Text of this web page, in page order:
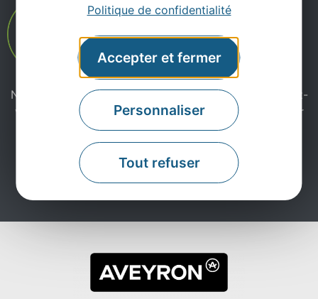
Politique de confidentialité
Accepter et fermer
Personnaliser
Tout refuser
Ne manquez pas notre newsletter mensuelle et laissez-
vous inspirer pour profiter pleinement de votre séjour
en Aveyron.